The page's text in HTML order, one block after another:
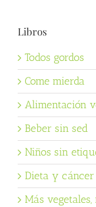
Libros
Todos gordos
Come mierda
Alimentación
Beber sin sed
Niños sin
Dieta y cáncer
Más